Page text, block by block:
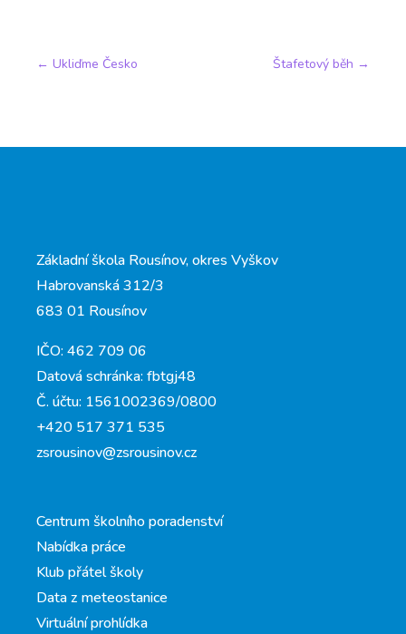
← Ukliďme Česko Štafetový běh →
Základní škola Rousínov, okres Vyškov
Habrovanská 312/3
683 01 Rousínov
IČO: 462 709 06
Datová schránka: fbtgj48
Č. účtu: 1561002369/0800
+420 517 371 535
zsrousinov@zsrousinov.cz
Centrum školního poradenství
Nabídka práce
Klub přátel školy
Data z meteostanice
Virtuální prohlídka